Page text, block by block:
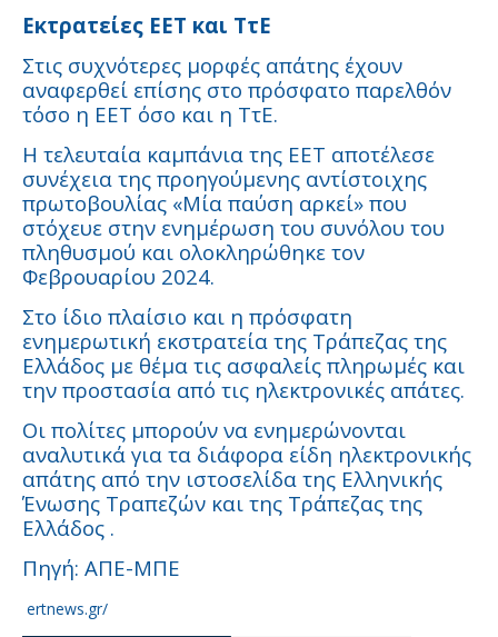
Εκτρατείες ΕΕΤ και ΤτΕ
Στις συχνότερες μορφές απάτης έχουν
αναφερθεί επίσης στο πρόσφατο παρελθόν
τόσο η ΕΕΤ όσο και η ΤτΕ.
Η τελευταία καμπάνια της ΕΕΤ αποτέλεσε
συνέχεια της προηγούμενης αντίστοιχης
πρωτοβουλίας «Μία παύση αρκεί» που
στόχευε στην ενημέρωση του συνόλου του
πληθυσμού και ολοκληρώθηκε τον
Φεβρουαρίου 2024.
Στο ίδιο πλαίσιο και η πρόσφατη
ενημερωτική εκστρατεία της Τράπεζας της
Ελλάδος με θέμα τις ασφαλείς πληρωμές και
την προστασία από τις ηλεκτρονικές απάτες.
Οι πολίτες μπορούν να ενημερώνονται
αναλυτικά για τα διάφορα είδη ηλεκτρονικής
απάτης από την ιστοσελίδα της Ελληνικής
Ένωσης Τραπεζών και της Τράπεζας της
Ελλάδος .
Πηγή: ΑΠΕ-ΜΠΕ
ertnews.gr/